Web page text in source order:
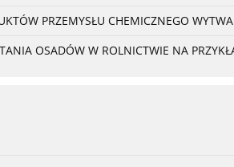
PRZEMYSŁU CHEMICZNEGO
OSADÓW W ROLNICTWIE NA